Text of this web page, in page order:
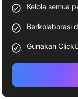
Kelola semua
Berkolaborasi
Gunakan